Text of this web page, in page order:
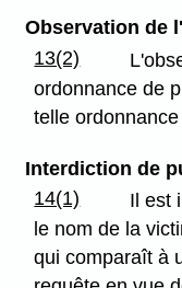
Observation de
13(2)
ordonnance de
telle
Interdiction de
14(1)
Il est
le nom de la
qui comparaît à